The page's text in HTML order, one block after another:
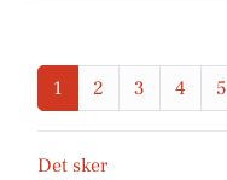
1 2 3 4 5
Det sker